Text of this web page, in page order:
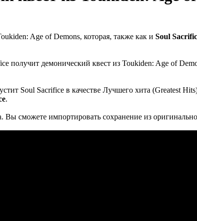
Age of Demons, которая, также как и Soul
Soul Sacrifice в качестве Лучшего хита (Greatest
.
сможете импортировать сохранение из